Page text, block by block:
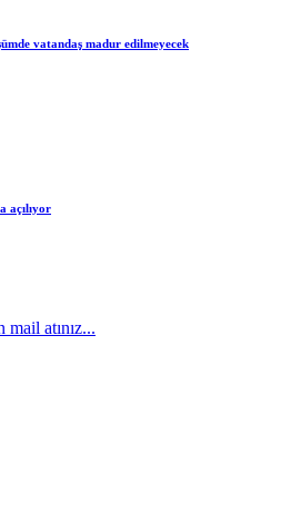
vatandaş madur edilmeyecek
açılıyor